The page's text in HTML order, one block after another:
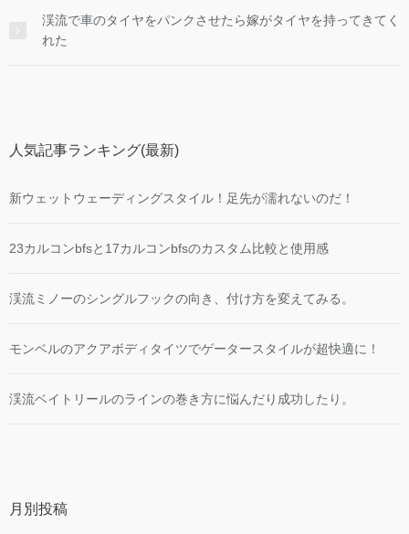
渓流で車のタイヤをパンクさせたら嫁がタイヤを持ってきてく
れた
人気記事ランキング(最新)
新ウェットウェーディングスタイル！足先が濡れないのだ！
23カルコンbfsと17カルコンbfsのカスタム比較と使用感
渓流ミノーのシングルフックの向き、付け方を変えてみる。
モンベルのアクアボディタイツでゲータースタイルが超快適に！
渓流ベイトリールのラインの巻き方に悩んだり成功したり。
月別投稿